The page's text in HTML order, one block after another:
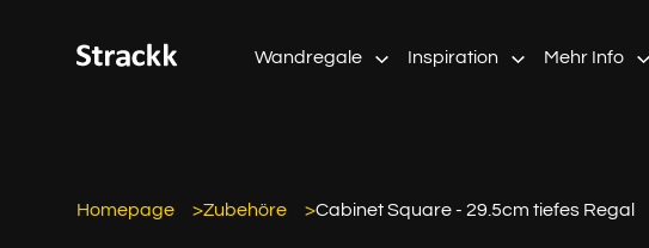
Wandregale Inspiration Mehr Info
Homepage Zubehöre Cabinet Square - 29.5cm tiefes Regal